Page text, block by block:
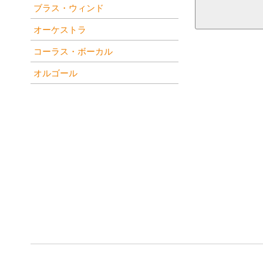
ブラス・ウィンド
オーケストラ
コーラス・ボーカル
オルゴール